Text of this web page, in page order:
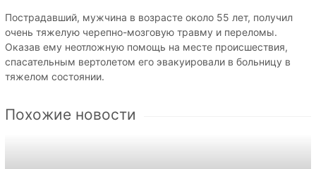
Пострадавший, мужчина в возрасте около 55 лет, получил
очень тяжелую черепно-мозговую травму и переломы.
Оказав ему неотложную помощь на месте происшествия,
спасательным вертолетом его эвакуировали в больницу в
тяжелом состоянии.
Похожие новости